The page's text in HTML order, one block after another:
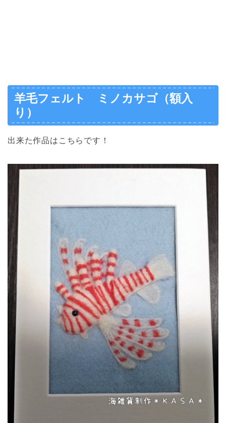
羊毛フェルト ミノカサゴ（額入
り）
出来た作品はこちらです！